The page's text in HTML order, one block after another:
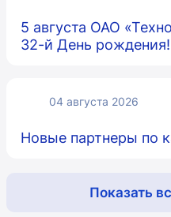
5 августа ОАО
32-й День рождения!
04 августа 2026
Новые партнеры по
Показать